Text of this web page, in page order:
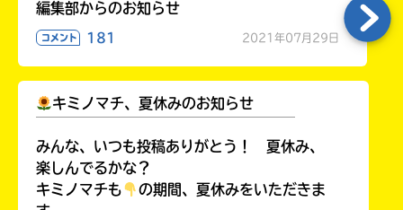
編集部からのお知らせ
コメント 181 2021年07月29日
キミノマチ、夏休みのお知らせ
みんな、いつも投稿ありがとう！ 夏休み、
楽しんでるかな？
キミノマチも
の期間、夏休みをいただきま